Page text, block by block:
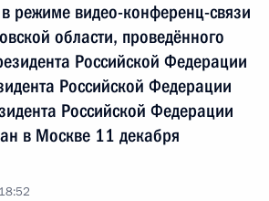
режиме видео-конференц-связи
области, проведённого
Российской Федерации
Российской Федерации
Российской Федерации
в Москве 11 декабря